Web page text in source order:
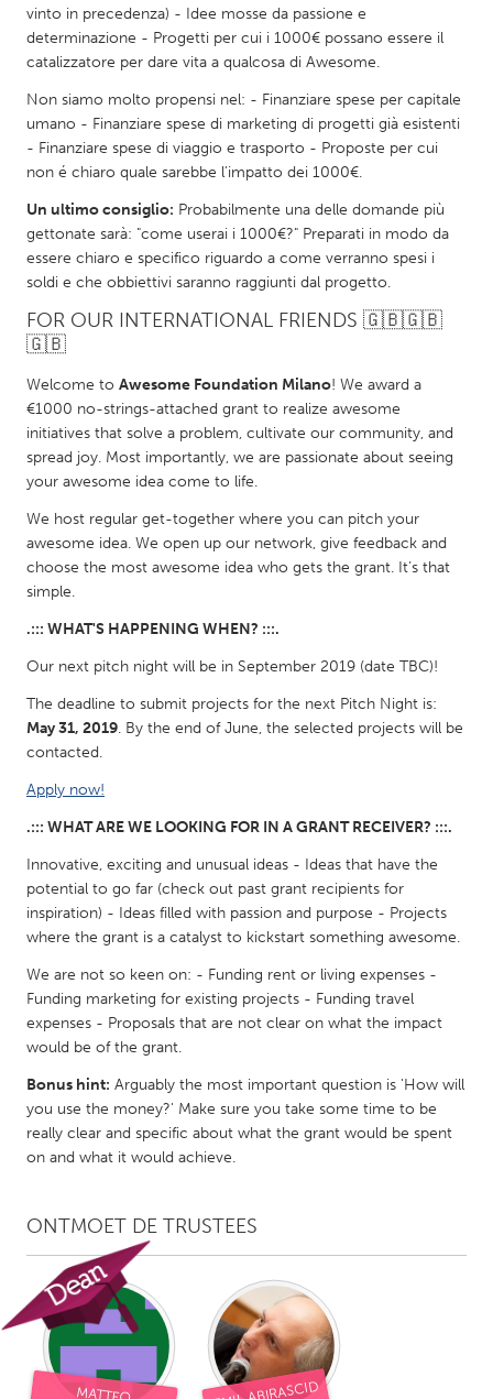
Ipswich, MA
Key West, FL
Los Angeles, CA
Miami, FL
New York City, NY
Newburgh, NY
Newburyport, MA
North Minneapolis, MN
Oahu, HI
Orlando, FL
Peekskill, NY
Philadelphia, PA
Pittsburgh, PA
Portland, OR
Poughkeepsie, NY
Rhode Island
Rockport, MA
San Antonio, TX
San Francisco, CA
Santa Cruz, CA
Seattle, WA
South Bend, IN
St. Paul, MN
State College, PA
Washington, DC
UZBEKISTAN
Tashkent
vinto in precedenza) - Idee mosse da passione e
determinazione - Progetti per cui i 1000€ possano essere il
catalizzatore per dare vita a qualcosa di Awesome.
Non siamo molto propensi nel: - Finanziare spese per capitale
umano - Finanziare spese di marketing di progetti già esistenti
- Finanziare spese di viaggio e trasporto - Proposte per cui
non é chiaro quale sarebbe l'impatto dei 1000€.
Un ultimo consiglio: Probabilmente una delle domande più
gettonate sarà: "come userai i 1000€?" Preparati in modo da
essere chiaro e specifico riguardo a come verranno spesi i
soldi e che obbiettivi saranno raggiunti dal progetto.
FOR OUR INTERNATIONAL FRIENDS 🇬🇧🇬🇧
🇬🇧
Welcome to Awesome Foundation Milano! We award a
€1000 no-strings-attached grant to realize awesome
initiatives that solve a problem, cultivate our community, and
spread joy. Most importantly, we are passionate about seeing
your awesome idea come to life.
We host regular get-together where you can pitch your
awesome idea. We open up our network, give feedback and
choose the most awesome idea who gets the grant. It’s that
simple.
.::: WHAT'S HAPPENING WHEN? :::.
Our next pitch night will be in September 2019 (date TBC)!
The deadline to submit projects for the next Pitch Night is:
May 31, 2019. By the end of June, the selected projects will be
contacted.
Apply now!
.::: WHAT ARE WE LOOKING FOR IN A GRANT RECEIVER? :::.
Innovative, exciting and unusual ideas - Ideas that have the
potential to go far (check out past grant recipients for
inspiration) - Ideas filled with passion and purpose - Projects
where the grant is a catalyst to kickstart something awesome.
We are not so keen on: - Funding rent or living expenses -
Funding marketing for existing projects - Funding travel
expenses - Proposals that are not clear on what the impact
would be of the grant.
Bonus hint: Arguably the most important question is 'How will
you use the money?' Make sure you take some time to be
really clear and specific about what the grant would be spent
on and what it would achieve.
ONTMOET DE TRUSTEES